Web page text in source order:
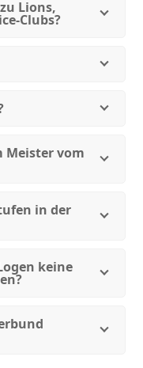
Lions,
Clubs?
Meister vom
in der
keine